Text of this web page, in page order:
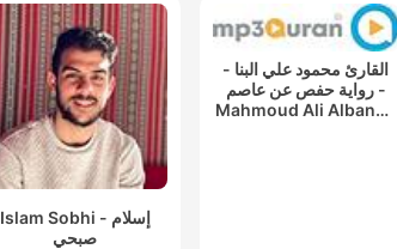
Islam Sobhi - إسلام
صبحي
القارئ محمود علي البنا -
رواية حفص عن عاصم -
Mahmoud Ali Albanna